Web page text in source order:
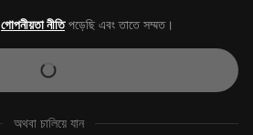
গোপনীয়তা নীতিপড়েছি এবং তাতে সম্মত।
অথবা চালিয়ে যান